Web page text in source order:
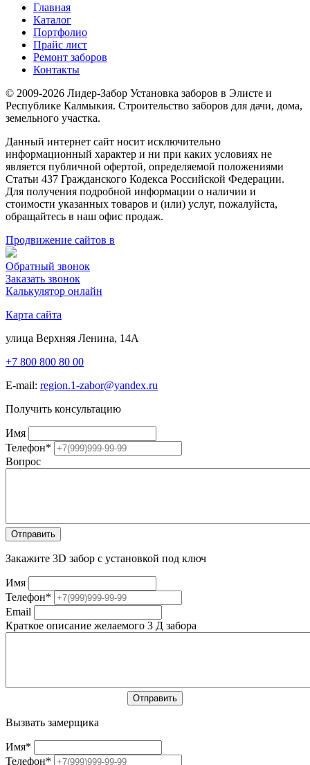
Главная
Каталог
Портфолио
Прайс лист
Ремонт заборов
Контакты
© 2009-2026 Лидер-Забор Установка заборов в Элисте и
Республике Калмыкия. Строительство заборов для дачи, дома,
земельного участка.
Данный интернет сайт носит исключительно
информационный характер и ни при каких условиях не
является публичной офертой, определяемой положениями
Статьи 437 Гражданского Кодекса Российской Федерации.
Для получения подробной информации о наличии и
стоимости указанных товаров и (или) услуг, пожалуйста,
обращайтесь в наш офис продаж.
Продвижение сайтов в
Обратный звонок
Заказать звонок
Калькулятор онлайн
Карта сайта
улица Верхняя Ленина, 14А
+7 800 800 80 00
E-mail: region.1-zabor@yandex.ru
Получить консультацию
Имя
Телефон*
Вопрос
Закажите 3D забор с установкой под ключ
Имя
Телефон*
Email
Краткое описание желаемого 3 Д забора
Вызвать замерщика
Имя*
Телефон*